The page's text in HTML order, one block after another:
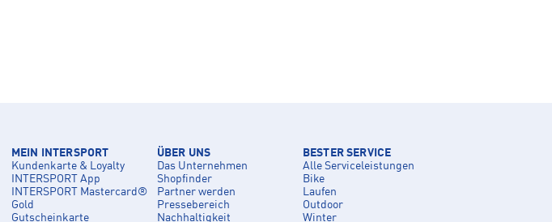
MEIN INTERSPORT
Kundenkarte & Loyalty
INTERSPORT App
INTERSPORT Mastercard®
Gold
Gutscheinkarte
ÜBER UNS
Das Unternehmen
Shopfinder
Partner werden
Pressebereich
Nachhaltigkeit
BESTER SERVICE
Alle Serviceleistungen
Bike
Laufen
Outdoor
Winter